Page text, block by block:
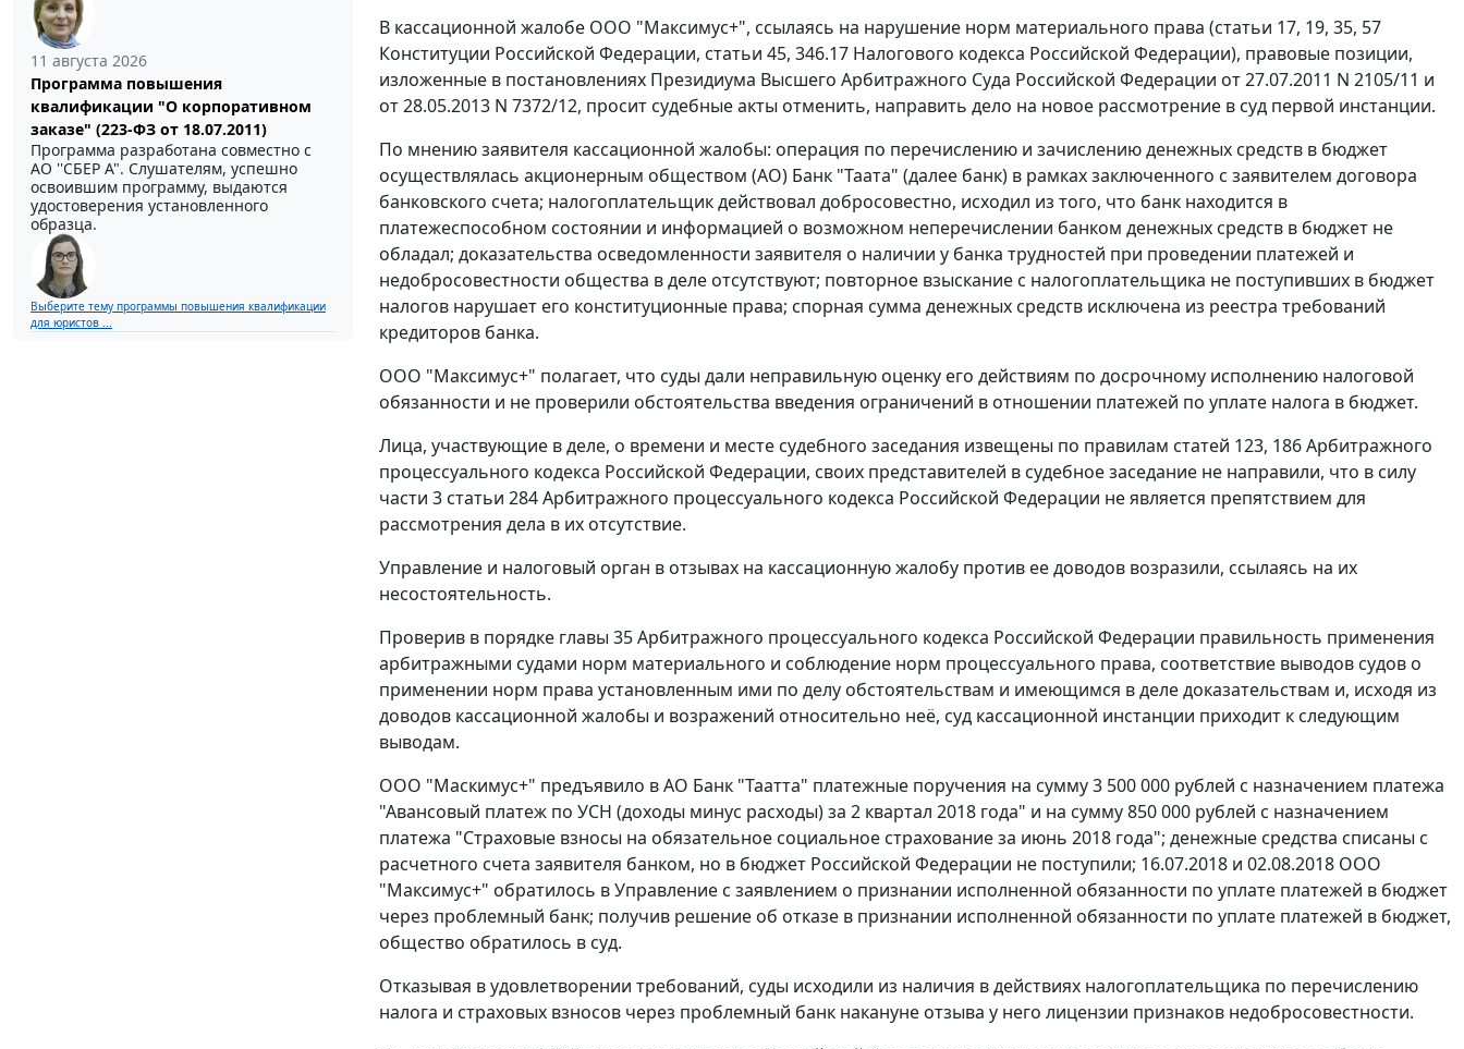
11 августа 2026
Программа повышения
квалификации "О корпоративном
заказе" (223-ФЗ от 18.07.2011)
Программа разработана совместно с
АО ''СБЕР А". Слушателям, успешно
освоившим программу, выдаются
удостоверения установленного
образца.
Выберите тему программы повышения квалификации
для юристов ...
В кассационной жалобе ООО "Максимус+", ссылаясь на нарушение норм материального права (статьи 17, 19, 35, 57
Конституции Российской Федерации, статьи 45, 346.17 Налогового кодекса Российской Федерации), правовые позиции,
изложенные в постановлениях Президиума Высшего Арбитражного Суда Российской Федерации от 27.07.2011 N 2105/11 и
от 28.05.2013 N 7372/12, просит судебные акты отменить, направить дело на новое рассмотрение в суд первой инстанции.
По мнению заявителя кассационной жалобы: операция по перечислению и зачислению денежных средств в бюджет
осуществлялась акционерным обществом (АО) Банк "Таата" (далее банк) в рамках заключенного с заявителем договора
банковского счета; налогоплательщик действовал добросовестно, исходил из того, что банк находится в
платежеспособном состоянии и информацией о возможном неперечислении банком денежных средств в бюджет не
обладал; доказательства осведомленности заявителя о наличии у банка трудностей при проведении платежей и
недобросовестности общества в деле отсутствуют; повторное взыскание с налогоплательщика не поступивших в бюджет
налогов нарушает его конституционные права; спорная сумма денежных средств исключена из реестра требований
кредиторов банка.
ООО "Максимус+" полагает, что суды дали неправильную оценку его действиям по досрочному исполнению налоговой
обязанности и не проверили обстоятельства введения ограничений в отношении платежей по уплате налога в бюджет.
Лица, участвующие в деле, о времени и месте судебного заседания извещены по правилам статей 123, 186 Арбитражного
процессуального кодекса Российской Федерации, своих представителей в судебное заседание не направили, что в силу
части 3 статьи 284 Арбитражного процессуального кодекса Российской Федерации не является препятствием для
рассмотрения дела в их отсутствие.
Управление и налоговый орган в отзывах на кассационную жалобу против ее доводов возразили, ссылаясь на их
несостоятельность.
Проверив в порядке главы 35 Арбитражного процессуального кодекса Российской Федерации правильность применения
арбитражными судами норм материального и соблюдение норм процессуального права, соответствие выводов судов о
применении норм права установленным ими по делу обстоятельствам и имеющимся в деле доказательствам и, исходя из
доводов кассационной жалобы и возражений относительно неё, суд кассационной инстанции приходит к следующим
выводам.
ООО "Маскимус+" предъявило в АО Банк "Таатта" платежные поручения на сумму 3 500 000 рублей с назначением платежа
"Авансовый платеж по УСН (доходы минус расходы) за 2 квартал 2018 года" и на сумму 850 000 рублей с назначением
платежа "Страховые взносы на обязательное социальное страхование за июнь 2018 года"; денежные средства списаны с
расчетного счета заявителя банком, но в бюджет Российской Федерации не поступили; 16.07.2018 и 02.08.2018 ООО
"Максимус+" обратилось в Управление с заявлением о признании исполненной обязанности по уплате платежей в бюджет
через проблемный банк; получив решение об отказе в признании исполненной обязанности по уплате платежей в бюджет,
общество обратилось в суд.
Отказывая в удовлетворении требований, суды исходили из наличия в действиях налогоплательщика по перечислению
налога и страховых взносов через проблемный банк накануне отзыва у него лицензии признаков недобросовестности.